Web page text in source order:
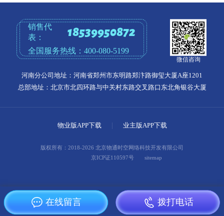
销售代
表：
18539950872
全国服务热线：400-080-5199
微信咨询
河南分公司地址：河南省郑州市东明路郑汴路御玺大厦A座1201
总部地址：北京市北四环路与中关村东路交叉路口东北角银谷大厦
物业版APP下载 业主版APP下载
版权所有：2018-2026 北京物通时空网络科技开发有限公司
京ICP证110597号 sitemap
在线留言 拨打电话